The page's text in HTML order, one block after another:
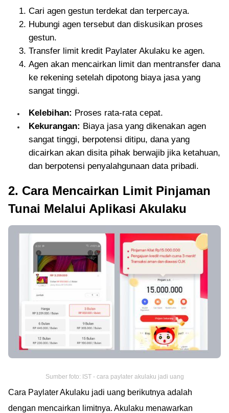
Cari agen gestun terdekat dan terpercaya.
Hubungi agen tersebut dan diskusikan proses
gestun.
Transfer limit kredit Paylater Akulaku ke agen.
Agen akan mencairkan limit dan mentransfer dana
ke rekening setelah dipotong biaya jasa yang
sangat tinggi.
Kelebihan: Proses rata-rata cepat.
Kekurangan: Biaya jasa yang dikenakan agen
sangat tinggi, berpotensi ditipu, dana yang
dicairkan akan disita pihak berwajib jika ketahuan,
dan berpotensi penyalahgunaan data pribadi.
2. Cara Mencairkan Limit Pinjaman
Tunai Melalui Aplikasi Akulaku
Sumber foto: IST - cara paylater akulaku jadi uang
Cara Paylater Akulaku jadi uang berikutnya adalah
dengan mencairkan limitnya. Akulaku menawarkan